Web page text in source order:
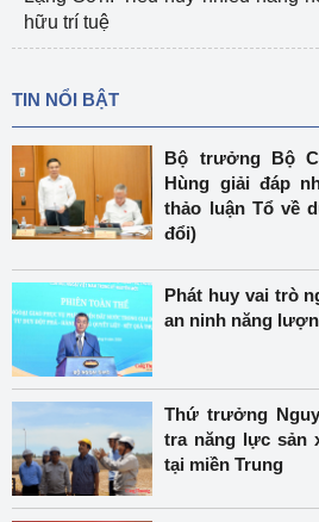
hữu trí tuệ
TIN NỔI BẬT
Bộ trưởng Bộ
Hùng giải đáp
thảo luận Tổ về
đổi)
Phát huy vai trò
an ninh năng
Thứ trưởng
tra năng lực sản
tại miền Trung